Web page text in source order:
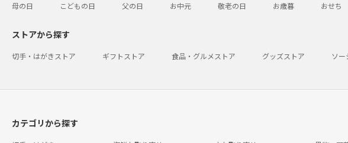
母の日 こどもの日 父の日 お中元 敬老の日 お歳暮 おせち
ストアから探す
切手・はがきストア ギフトストア 食品・グルメストア グッズストア ソ
カテゴリから探す